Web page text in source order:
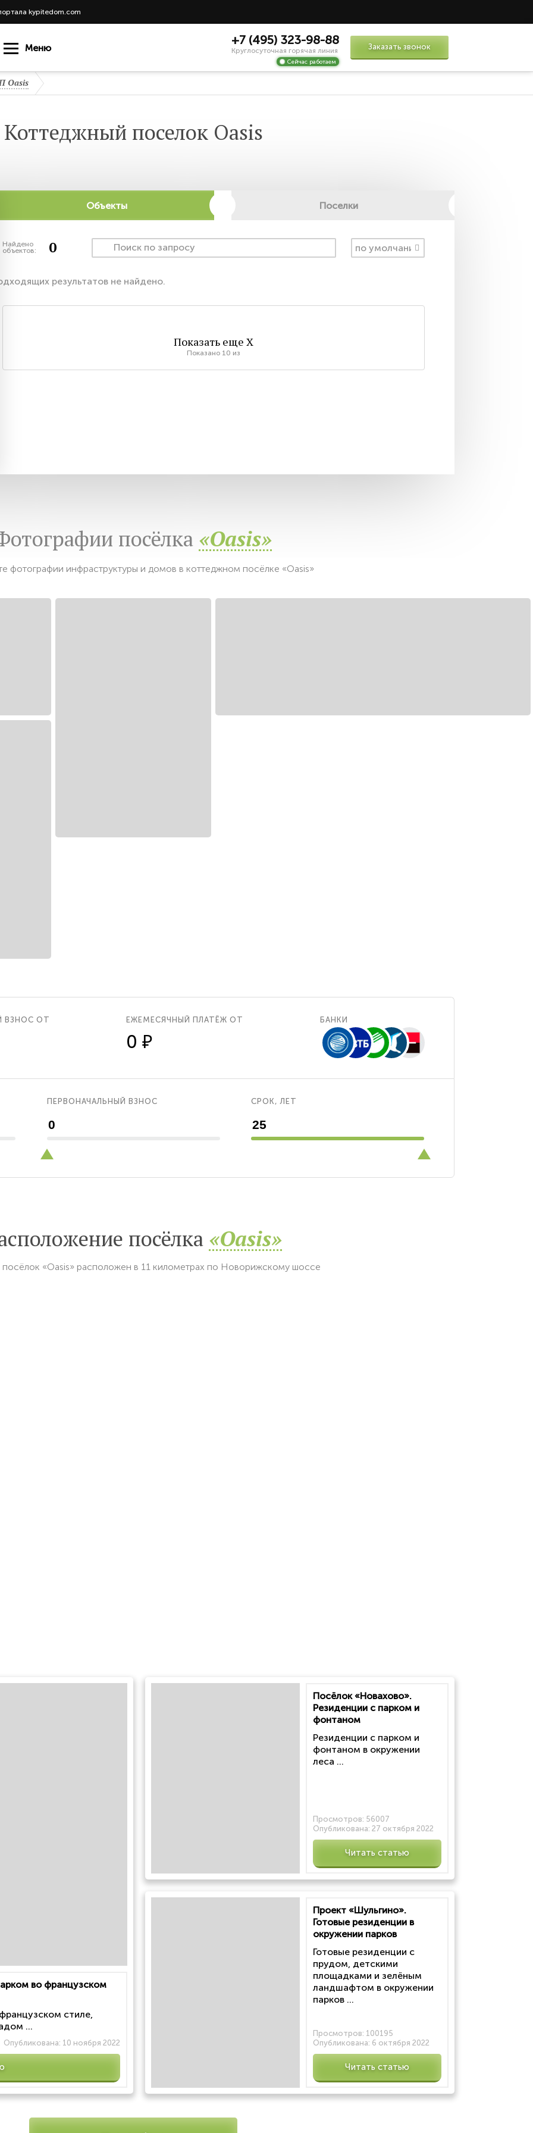
kypitedom.com
Меню
+7 (495) 323-98-88
Круглосуточная горячая линия
Сейчас работаем
Заказать звонок
Oasis
Коттеджный поселок Oasis
Объекты Поселки
Найдено
объектов: 0
результатов не найдено.
Показать еще X
Показано 10 из
посёлка «Oasis»
фотографии инфраструктуры и домов в коттеджном посёлке «Oasis»
ВЗНОС ОТ ЕЖЕМЕСЯЧНЫЙ ПЛАТЁЖ ОТ
0 ₽
БАНКИ
ПЕРВОНАЧАЛЬНЫЙ ВЗНОС СРОК, ЛЕТ
посёлка «Oasis»
«Oasis» расположен в 11 километрах по Новорижскому шоссе
во французском
стиле,
...
Опубликована: 10 ноября 2022
Посёлок «Новахово».
Резиденции с парком и
фонтаном
Резиденции с парком и
фонтаном в окружении
леса ...
Просмотров: 56007
Опубликована: 27 октября 2022
Читать статью
Проект «Шульгино».
Готовые резиденции в
окружении парков
Готовые резиденции с
прудом, детскими
площадками и зелёным
ландшафтом в окружении
парков ...
Просмотров: 100195
Опубликована: 6 октября 2022
Читать статью